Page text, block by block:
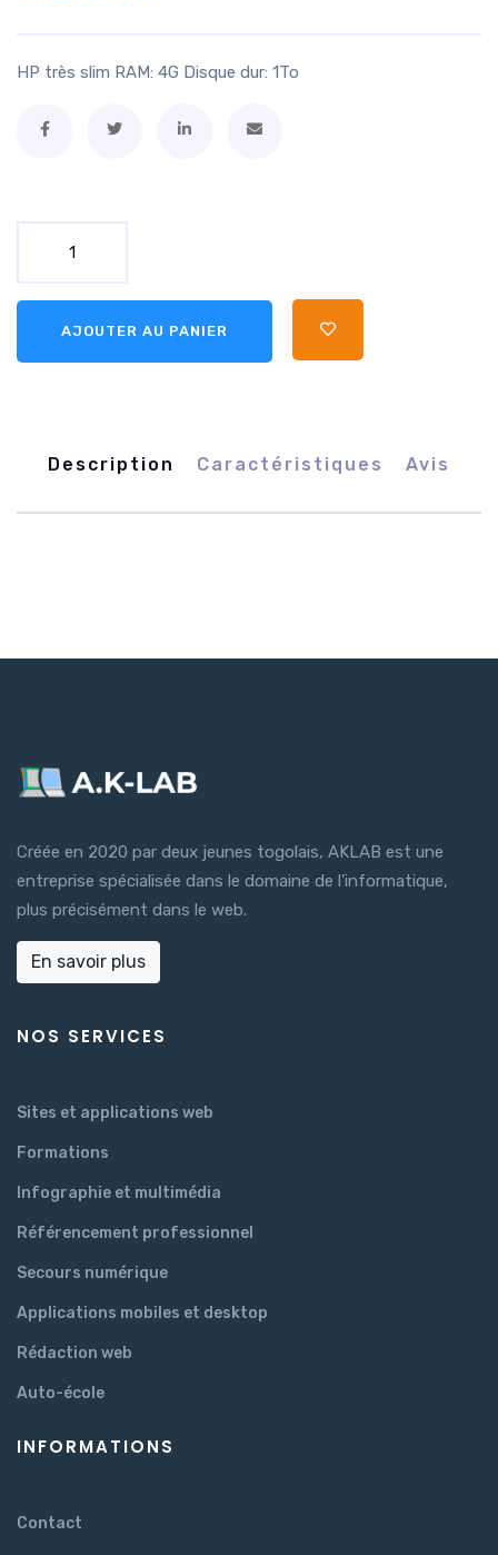
HP très slim RAM: 4G Disque dur: 1To
AJOUTER AU PANIER
Description Caractéristiques Avis
Créée en 2020 par deux jeunes togolais, AKLAB est une
entreprise spécialisée dans le domaine de l’informatique,
plus précisément dans le web.
En savoir plus
NOS SERVICES
Sites et applications web
Formations
Infographie et multimédia
Référencement professionnel
Secours numérique
Applications mobiles et desktop
Rédaction web
Auto-école
INFORMATIONS
Contact